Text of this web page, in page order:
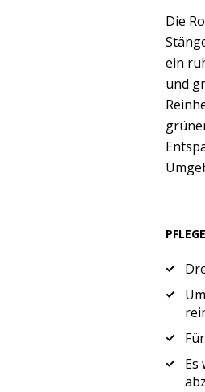
Die
ein
und
PFLEGE
Es